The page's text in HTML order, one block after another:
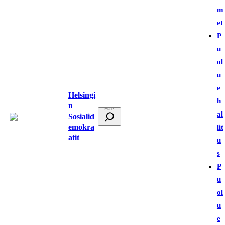
Helsingi
n
Sosialid
emokra
atit
t
m
et
P
u
ol
u
e
h
al
lit
u
s
P
u
ol
u
e